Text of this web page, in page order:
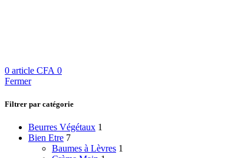
0 article CFA 0
Fermer
Filtrer par catégorie
Beurres Végétaux 1
Bien Etre 7
Baumes à Lèvres 1